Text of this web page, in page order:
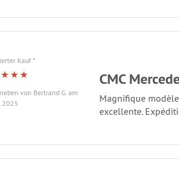
Kauf *
von Bertrand G. am
CMC
Magnifique
excellente.